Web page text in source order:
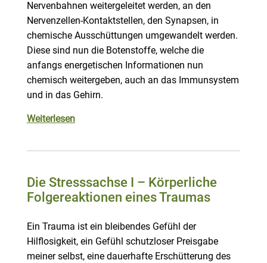
Nervenbahnen weitergeleitet werden, an den
Nervenzellen-Kontaktstellen, den Synapsen, in
chemische Ausschüttungen umgewandelt werden.
Diese sind nun die Botenstoffe, welche die
anfangs energetischen Informationen nun
chemisch weitergeben, auch an das Immunsystem
und in das Gehirn.
Weiterlesen
Die Stresssachse I – Körperliche
Folgereaktionen eines Traumas
Ein Trauma ist ein bleibendes Gefühl der
Hilflosigkeit, ein Gefühl schutzloser Preisgabe
meiner selbst, eine dauerhafte Erschütterung des